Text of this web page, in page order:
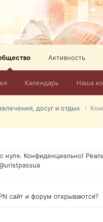
Календарь Наша
Активность
досуг и отдых
+ 10.000 фильмов и
tv.club/television-in-spain.html
удалить свой аккаунт из
нуля. Конфиденциально!
сайт и форум открываются?